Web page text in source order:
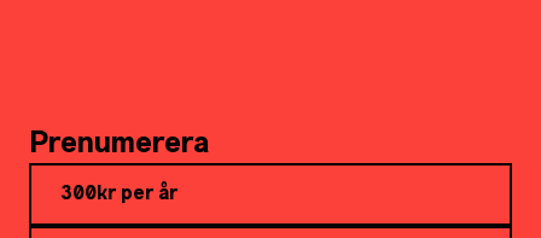
Prenumerera
300kr per år